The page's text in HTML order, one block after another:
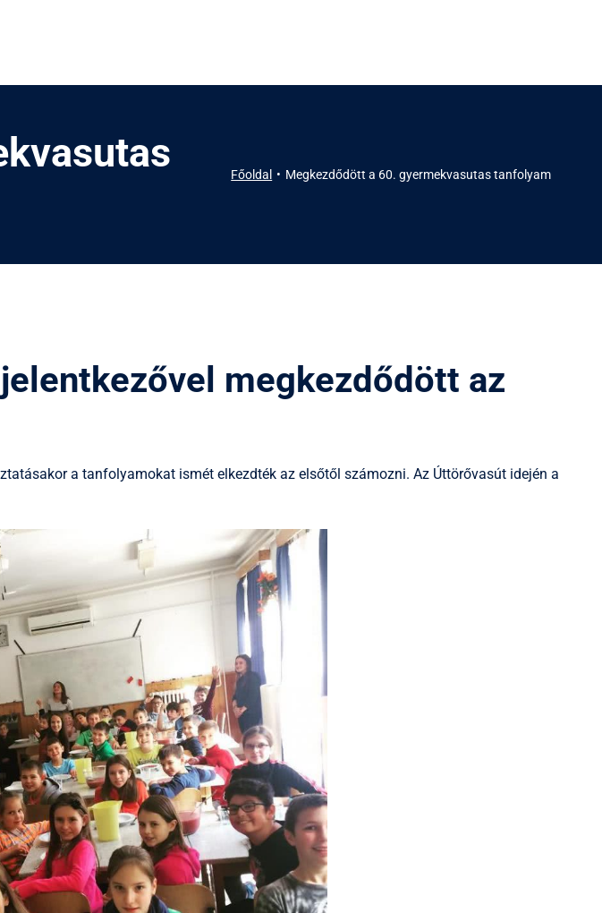
Főoldal Megkezdődött a 60. gyermekvasutas tanfolyam
megkezdődött az
a tanfolyamokat ismét elkezdték az elsőtől számozni. Az Úttörővasút idején a